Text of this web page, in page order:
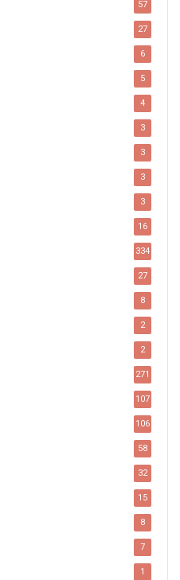
57
27
6
5
4
3
3
3
3
16
334
27
8
2
2
271
107
106
58
32
15
8
7
1